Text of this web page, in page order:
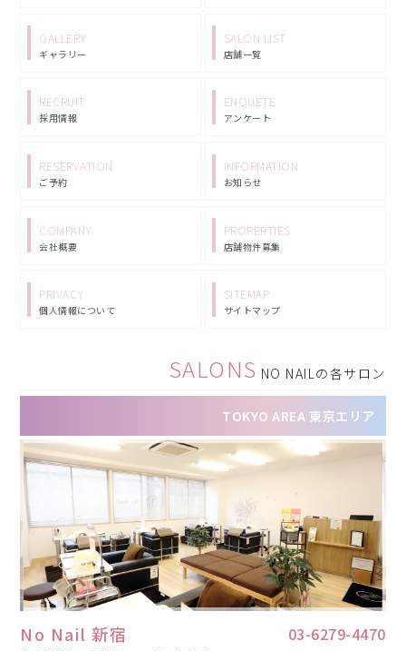
GALLERY
ギャラリー
SALON LIST
店舗一覧
RECRUIT
採用情報
ENQUETE
アンケート
RESERVATION
ご予約
INFORMATION
お知らせ
COMPANY
会社概要
PROPERTIES
店舗物件募集
PRIVACY
個人情報について
SITEMAP
サイトマップ
NO NAILの各サロン
SALONS
東京エリア
TOKYO AREA
No Nail 新宿 03-6279-4470